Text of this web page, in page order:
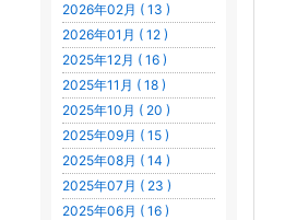
2026年02月 ( 13 )
2026年01月 ( 12 )
2025年12月 ( 16 )
2025年11月 ( 18 )
2025年10月 ( 20 )
2025年09月 ( 15 )
2025年08月 ( 14 )
2025年07月 ( 23 )
2025年06月 ( 16 )